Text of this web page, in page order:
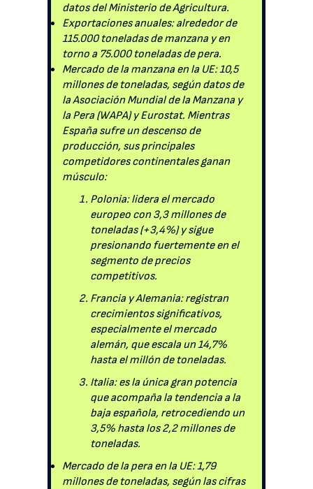
datos del Ministerio de Agricultura.
Exportaciones anuales: alrededor de
115.000 toneladas de manzana y en
torno a 75.000 toneladas de pera.
Mercado de la manzana en la UE: 10,5
millones de toneladas, según datos de
la Asociación Mundial de la Manzana y
la Pera (WAPA) y Eurostat. Mientras
España sufre un descenso de
producción, sus principales
competidores continentales ganan
músculo:
Polonia: lidera el mercado
europeo con 3,3 millones de
toneladas (+3,4%) y sigue
presionando fuertemente en el
segmento de precios
competitivos.
Francia y Alemania: registran
crecimientos significativos,
especialmente el mercado
alemán, que escala un 14,7%
hasta el millón de toneladas.
Italia: es la única gran potencia
que acompaña la tendencia a la
baja española, retrocediendo un
3,5% hasta los 2,2 millones de
toneladas.
Mercado de la pera en la UE: 1,79
millones de toneladas, según las cifras